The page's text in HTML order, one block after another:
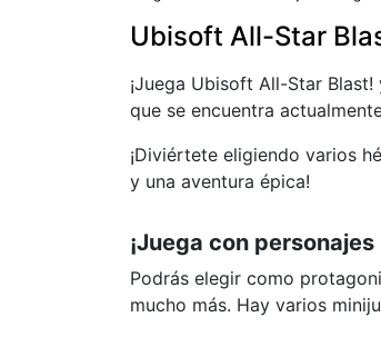
Ubisoft All-Star
¡Juega Ubisoft All-Star
que se encuentra
¡Diviértete eligiendo varios
y una aventura épica!
¡Juega con
Podrás elegir como
mucho más. Hay varios